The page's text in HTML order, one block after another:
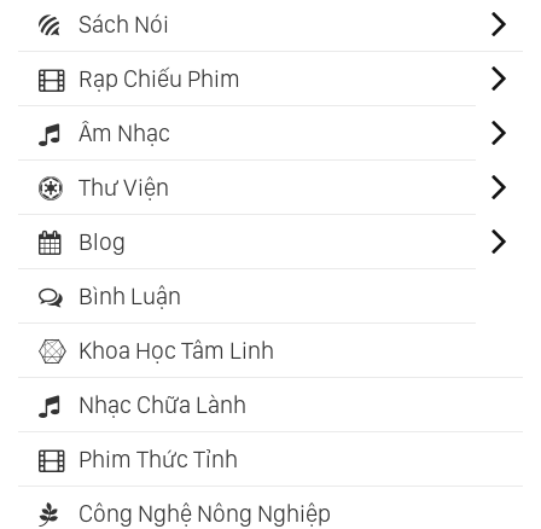
Sách Nói
Rạp Chiếu Phim
Âm Nhạc
Thư Viện
Blog
Bình Luận
Khoa Học Tâm Linh
Nhạc Chữa Lành
Phim Thức Tỉnh
Công Nghệ Nông Nghiệp